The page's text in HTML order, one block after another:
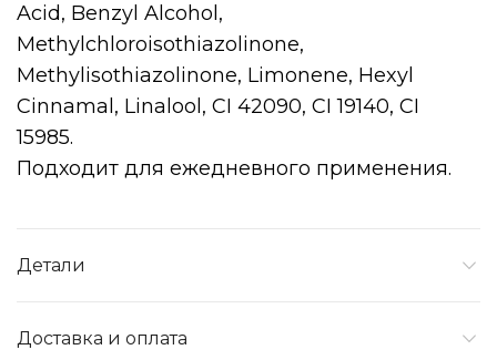
Acid, Benzyl Alcohol,
Methylchloroisothiazolinone,
Methylisothiazolinone, Limonene, Hexyl
Cinnamal, Linalool, CI 42090, CI 19140, CI
15985.
Подходит для ежедневного применения.
Детали
Доставка и оплата